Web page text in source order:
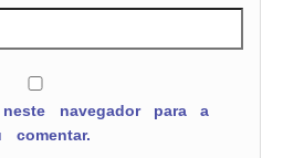
navegador para a